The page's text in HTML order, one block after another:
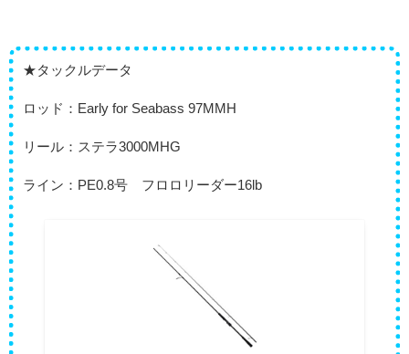
★タックルデータ
ロッド：Early for Seabass 97MMH
リール：ステラ3000MHG
ライン：PE0.8号 フロロリーダー16lb